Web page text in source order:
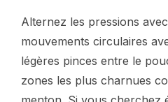
Alternez les pressions
mouvements circulaires
légères pinces entre le
zones les plus charnues